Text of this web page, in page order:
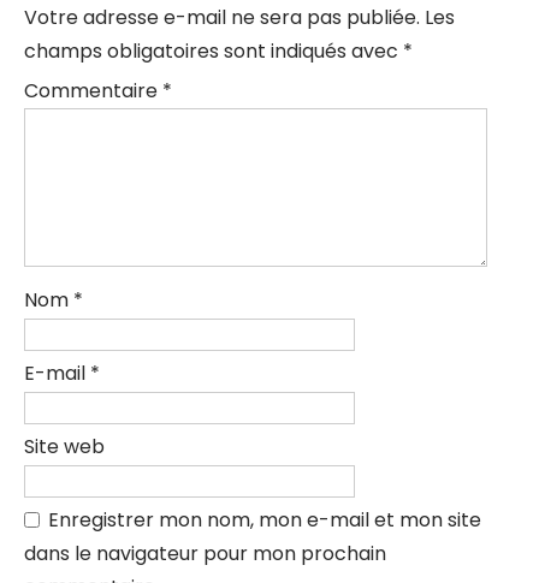
Votre adresse e-mail ne sera pas publiée. Les
champs obligatoires sont indiqués avec *
Commentaire *
Nom *
E-mail *
Site web
Enregistrer mon nom, mon e-mail et mon site
dans le navigateur pour mon prochain